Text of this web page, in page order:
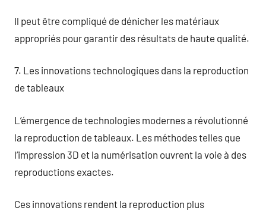
Il peut être compliqué de dénicher les matériaux
appropriés pour garantir des résultats de haute qualité.
7. Les innovations technologiques dans la reproduction
de tableaux
L’émergence de technologies modernes a révolutionné
la reproduction de tableaux. Les méthodes telles que
l’impression 3D et la numérisation ouvrent la voie à des
reproductions exactes.
Ces innovations rendent la reproduction plus